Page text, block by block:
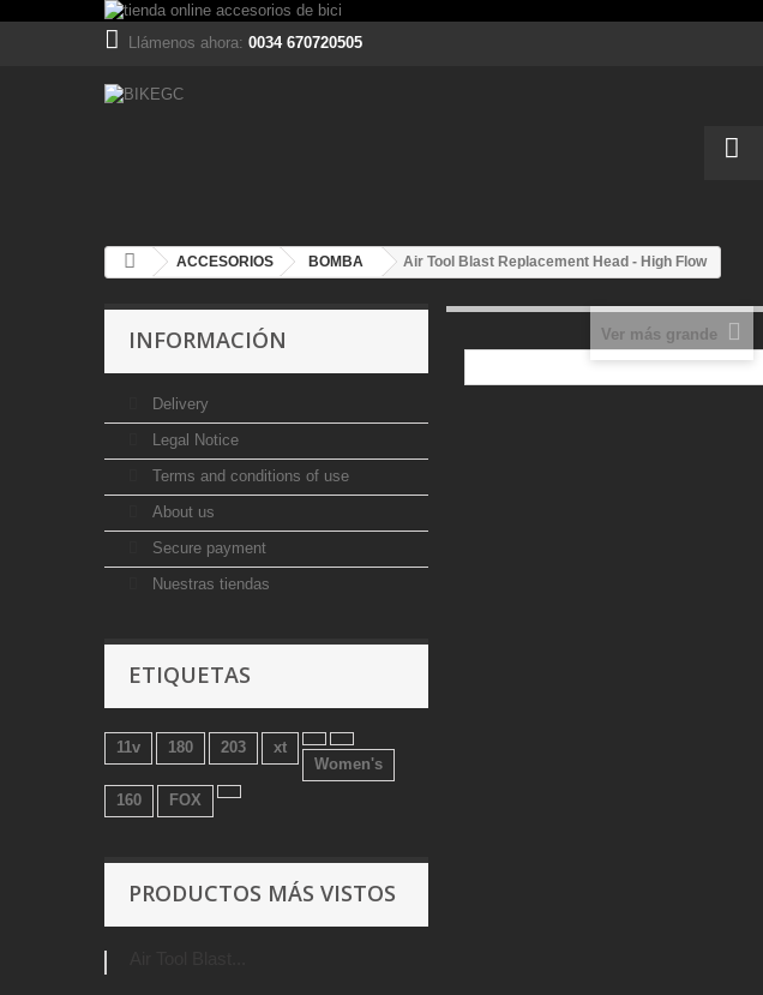
Llámenos ahora: 0034 670720505
ACCESORIOS BOMBA Air Tool Blast Replacement Head - High Flow
INFORMACIÓN
Delivery
Legal Notice
Terms and conditions of use
About us
Secure payment
Nuestras tiendas
ETIQUETAS
11v 180 203
xt
Women's
160
FOX
PRODUCTOS MÁS VISTOS
Ver más grande